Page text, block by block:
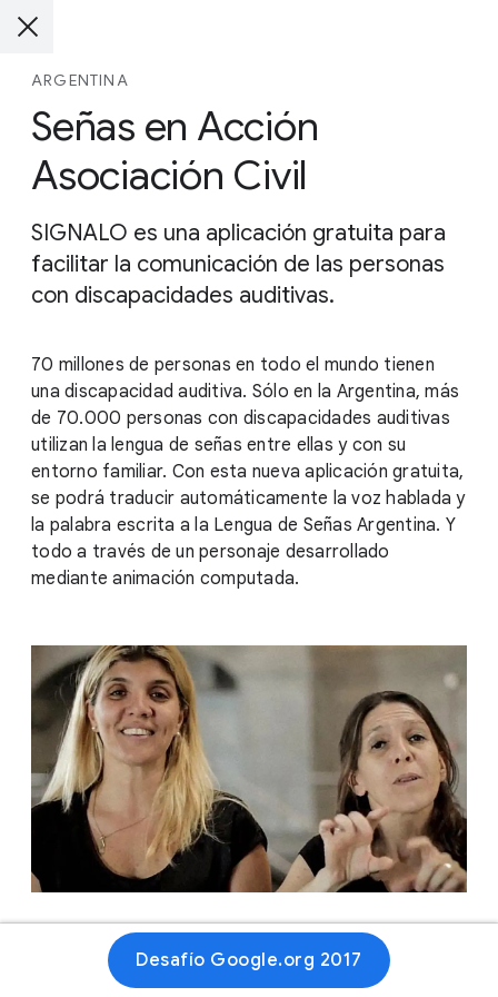
ARGENTINA
Señas en Acción
Asociación Civil
SIGNALO es una aplicación gratuita para
facilitar la comunicación de las personas
con discapacidades auditivas.
70 millones de personas en todo el mundo tienen
una discapacidad auditiva. Sólo en la Argentina, más
de 70.000 personas con discapacidades auditivas
utilizan la lengua de señas entre ellas y con su
entorno familiar. Con esta nueva aplicación gratuita,
se podrá traducir automáticamente la voz hablada y
la palabra escrita a la Lengua de Señas Argentina. Y
todo a través de un personaje desarrollado
mediante animación computada.
Sitio web Desafío Google.org 2017